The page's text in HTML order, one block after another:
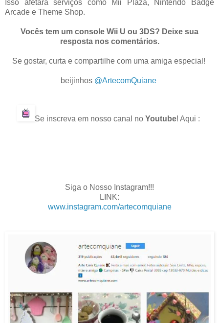
Isso afetará serviços como Mii Plaza, Nintendo Badge
Arcade e Theme Shop.
Vocês tem um console Wii U ou 3DS? Deixe sua
resposta nos comentários.
Se gostar, curta e compartilhe com uma amiga especial!
beijinhos @ArtecomQuiane
Se inscreva em nosso canal no Youtube! Aqui :
Siga o Nosso Instagram!!!
LINK:
www.instagram.com/artecomquiane